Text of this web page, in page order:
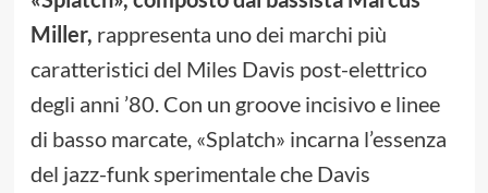
Miller, rappresenta uno dei marchi più
caratteristici del Miles Davis post-elettrico
degli anni ’80. Con un groove incisivo e linee
di basso marcate, «Splatch» incarna l’essenza
del jazz-funk sperimentale che Davis